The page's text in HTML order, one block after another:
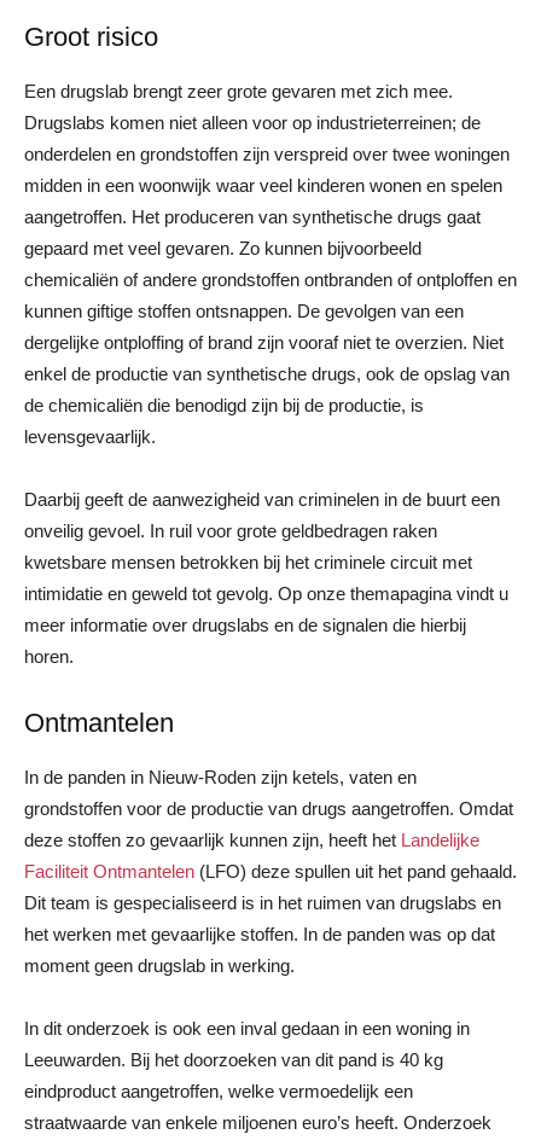
Groot risico
Een drugslab brengt zeer grote gevaren met zich mee.
Drugslabs komen niet alleen voor op industrieterreinen; de
onderdelen en grondstoffen zijn verspreid over twee woningen
midden in een woonwijk waar veel kinderen wonen en spelen
aangetroffen. Het produceren van synthetische drugs gaat
gepaard met veel gevaren. Zo kunnen bijvoorbeeld
chemicaliën of andere grondstoffen ontbranden of ontploffen en
kunnen giftige stoffen ontsnappen. De gevolgen van een
dergelijke ontploffing of brand zijn vooraf niet te overzien. Niet
enkel de productie van synthetische drugs, ook de opslag van
de chemicaliën die benodigd zijn bij de productie, is
levensgevaarlijk.
Daarbij geeft de aanwezigheid van criminelen in de buurt een
onveilig gevoel. In ruil voor grote geldbedragen raken
kwetsbare mensen betrokken bij het criminele circuit met
intimidatie en geweld tot gevolg. Op onze themapagina vindt u
meer informatie over drugslabs en de signalen die hierbij
horen.
Ontmantelen
In de panden in Nieuw-Roden zijn ketels, vaten en
grondstoffen voor de productie van drugs aangetroffen. Omdat
deze stoffen zo gevaarlijk kunnen zijn, heeft het Landelijke
Faciliteit Ontmantelen (LFO) deze spullen uit het pand gehaald.
Dit team is gespecialiseerd is in het ruimen van drugslabs en
het werken met gevaarlijke stoffen. In de panden was op dat
moment geen drugslab in werking.
In dit onderzoek is ook een inval gedaan in een woning in
Leeuwarden. Bij het doorzoeken van dit pand is 40 kg
eindproduct aangetroffen, welke vermoedelijk een
straatwaarde van enkele miljoenen euro’s heeft. Onderzoek